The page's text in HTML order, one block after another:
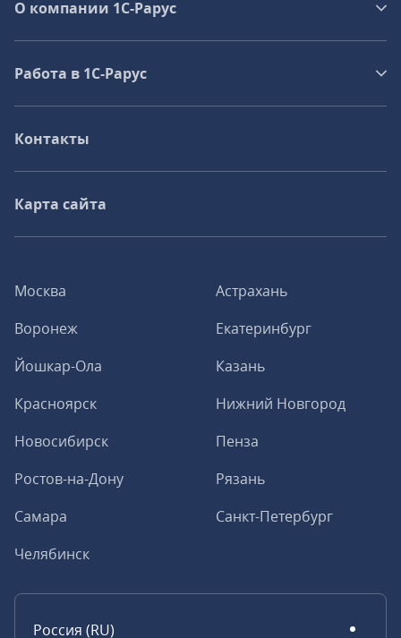
Москва
Астрахань
Воронеж
Екатеринбург
Йошкар-Ола
Казань
Красноярск
Нижний Новгород
Новосибирск
Пенза
Ростов-на-Дону
Рязань
Самара
Санкт-Петербург
Челябинск
Россия (RU)
О компании 1C-Рарус
Работа в 1С‑Рарус
Контакты
Карта сайта